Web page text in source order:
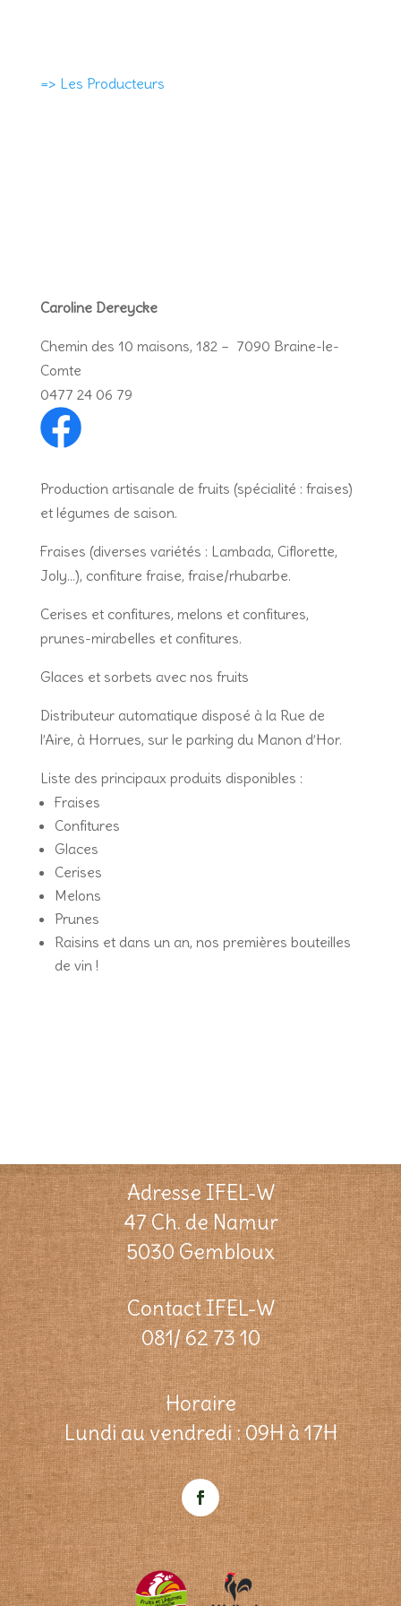
=> Les Producteurs
Caroline Dereycke
Chemin des 10 maisons, 182 – 7090 Braine-le-
Comte
0477 24 06 79
Production artisanale de fruits (spécialité : fraises)
et légumes de saison.
Fraises (diverses variétés : Lambada, Ciflorette,
Joly…), confiture fraise, fraise/rhubarbe.
Cerises et confitures, melons et confitures,
prunes-mirabelles et confitures.
Glaces et sorbets avec nos fruits
Distributeur automatique disposé à la Rue de
l’Aire, à Horrues, sur le parking du Manon d’Hor.
Liste des principaux produits disponibles :
Fraises
Confitures
Glaces
Cerises
Melons
Prunes
Raisins et dans un an, nos premières bouteilles
de vin !
Adresse IFEL-W
47 Ch. de Namur
5030 Gembloux
Contact IFEL-W
081/ 62 73 10
Horaire
Lundi au vendredi : 09H à 17H